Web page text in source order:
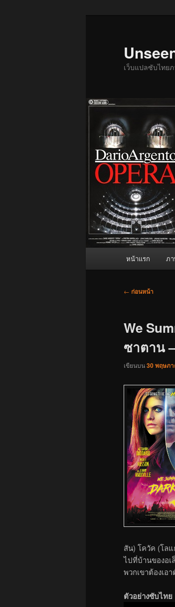
เว็บแปลซับไทย
หน้าแรก ภ
เมนู
← ก่อนหน้า
We
ซาตาน
เขียนบน30 พฤษภ
สัน) โควัค (โล
ไปที่บ้านของอ
พวกเขาต้องเอ
ตัวอย่างซับไทย